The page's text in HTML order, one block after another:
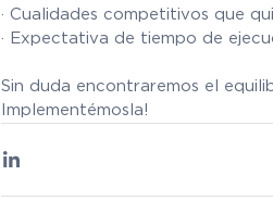
· Cualidades competitivos que
· Expectativa de tiempo de
Sin duda encontraremos el
Implementémosla!